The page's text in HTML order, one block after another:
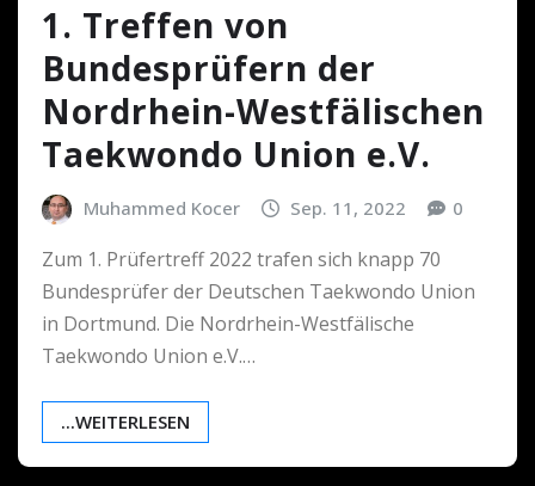
1. Treffen von
Bundesprüfern der
Nordrhein-Westfälischen
Taekwondo Union e.V.
Muhammed Kocer Sep. 11, 2022 0
Zum 1. Prüfertreff 2022 trafen sich knapp 70
Bundesprüfer der Deutschen Taekwondo Union
in Dortmund. Die Nordrhein-Westfälische
Taekwondo Union e.V.…
...WEITERLESEN